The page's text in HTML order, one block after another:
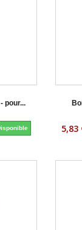
pour...
5,83